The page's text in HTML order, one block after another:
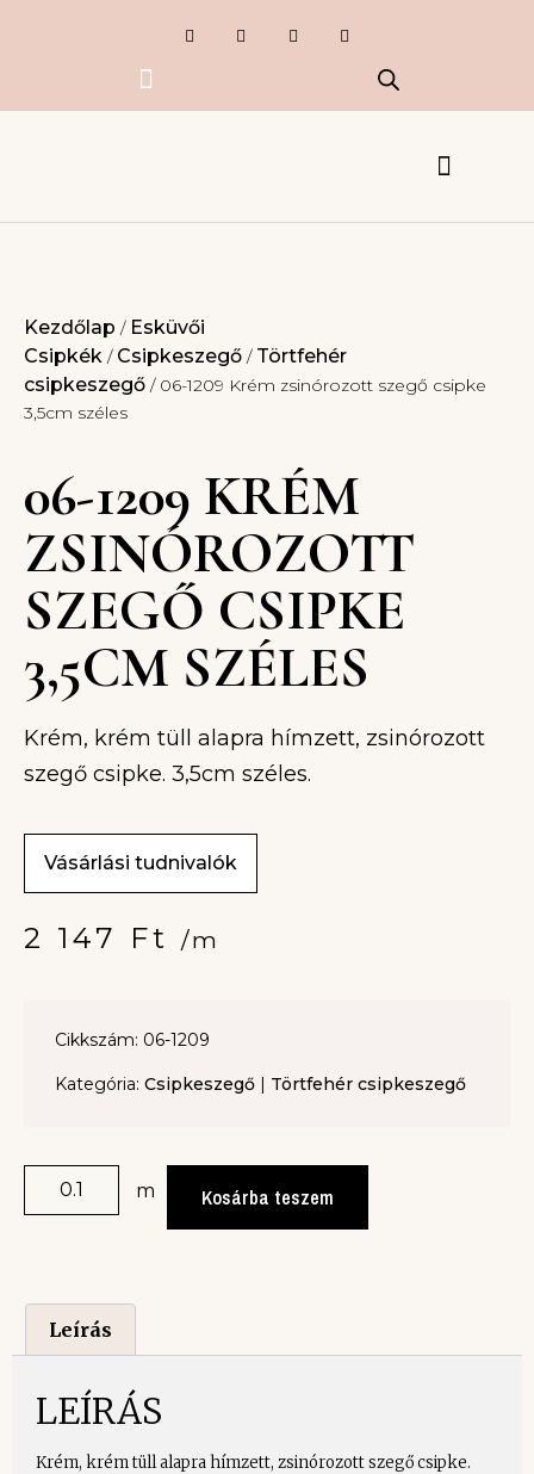
Kezdőlap / Esküvői
Csipkék / Csipkeszegő / Törtfehér
csipkeszegő / 06-1209 Krém zsinórozott szegő csipke
3,5cm széles
06-1209 KRÉM
ZSINÓROZOTT
SZEGŐ CSIPKE
3,5CM SZÉLES
Krém, krém tüll alapra hímzett, zsinórozott
szegő csipke. 3,5cm széles.
Vásárlási tudnivalók
2 147 Ft /m
Cikkszám: 06-1209
Kategória: Csipkeszegő | Törtfehér csipkeszegő
m Kosárba teszem
Leírás
LEÍRÁS
Krém, krém tüll alapra hímzett, zsinórozott szegő csipke.